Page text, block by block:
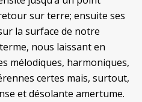
sur terre; ensuite ses
la surface de notre
nous laissant en
mélodiques, harmoniques,
certes mais, surtout,
et désolante amertume.